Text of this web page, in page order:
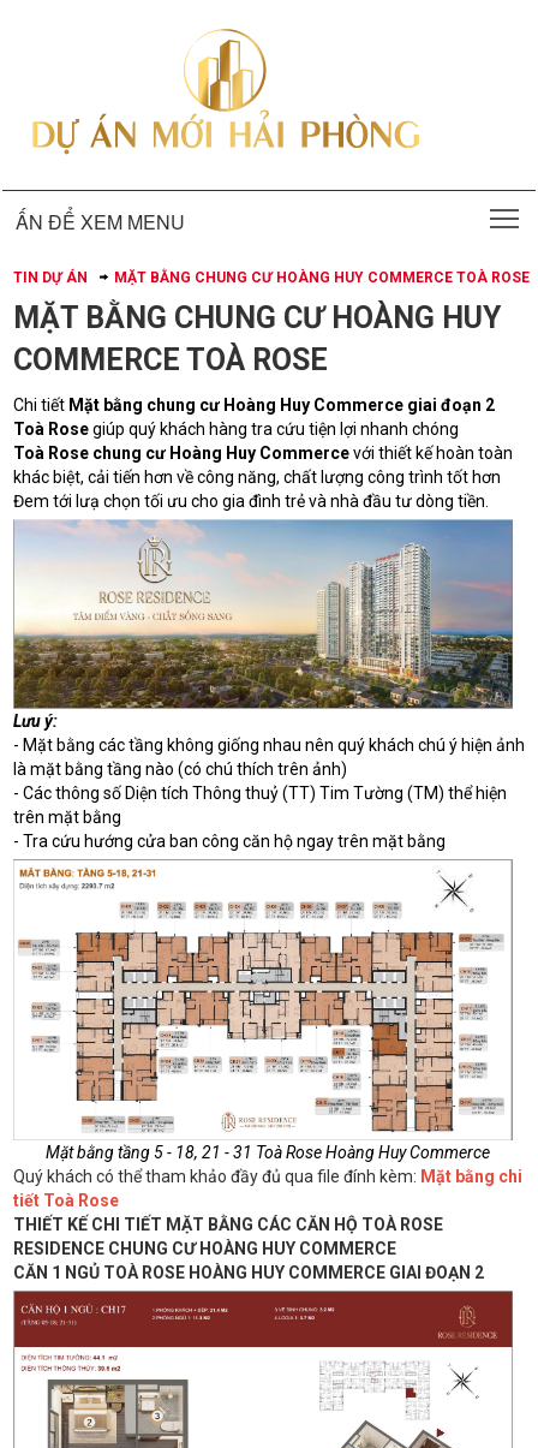
ẤN ĐỂ XEM MENU
TIN DỰ ÁN MẶT BẰNG CHUNG CƯ HOÀNG HUY COMMERCE TOÀ ROSE
MẶT BẰNG CHUNG CƯ HOÀNG HUY
COMMERCE TOÀ ROSE
Chi tiết Mặt bằng chung cư Hoàng Huy Commerce giai đoạn 2
Toà Rosegiúp quý khách hàng tra cứu tiện lợi nhanh chóng
Toà Rose chung cư Hoàng Huy Commercevới thiết kế hoàn toàn
khác biệt, cải tiến hơn về công năng, chất lượng công trình tốt hơn
Đem tới lưạ chọn tối ưu cho gia đình trẻ và nhà đầu tư dòng tiền.
Lưu ý:
- Mặt bằng các tầng không giống nhau nên quý khách chú ý hiện ảnh
là mặt bằng tầng nào (có chú thích trên ảnh)
- Các thông số Diện tích Thông thuỷ (TT) Tim Tường (TM) thể hiện
trên mặt bằng
- Tra cứu hướng cửa ban công căn hộ ngay trên mặt bằng
Mặt bằng tầng 5 - 18, 21 - 31 Toà Rose Hoàng Huy Commerce
Quý khách có thể tham khảo đầy đủ qua file đính kèm: Mặt bằng chi
tiết Toà Rose
THIẾT KẾ CHI TIẾT MẶT BẰNG CÁC CĂN HỘ TOÀ ROSE
RESIDENCE CHUNG CƯ HOÀNG HUY COMMERCE
CĂN 1 NGỦ TOÀ ROSE HOÀNG HUY COMMERCE GIAI ĐOẠN 2